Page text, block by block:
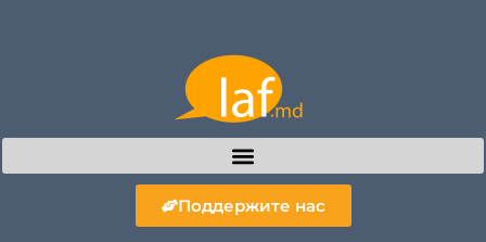
Поддержите нас